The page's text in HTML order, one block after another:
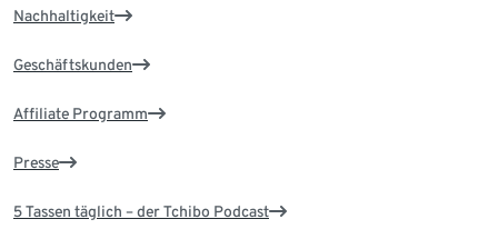
Nachhaltigkeit
Geschäftskunden
Affiliate Programm
Presse
5 Tassen täglich – der Tchibo Podcast